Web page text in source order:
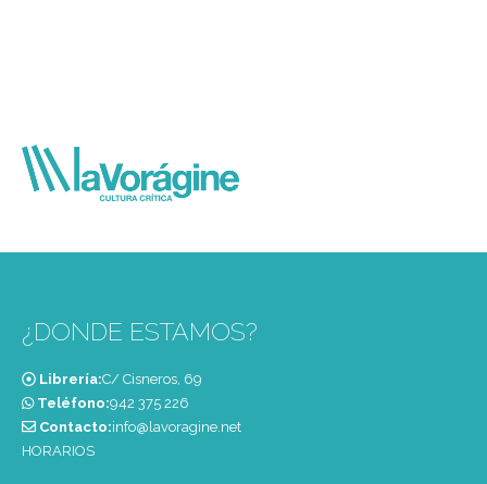
¿DONDE ESTAMOS?
Librería:C/ Cisneros, 69
Teléfono:‭942 375 226‬
Contacto:info@lavoragine.net
HORARIOS